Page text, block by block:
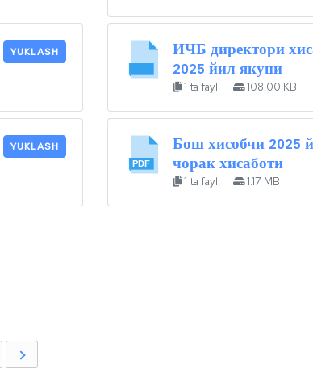
YUKLASH
ИЧБ директори
2025 йил якуни
1 ta fayl 108.00 KB
YUKLASH
Бош хисобчи 2025
чорак хисаботи
1 ta fayl 1.17 MB